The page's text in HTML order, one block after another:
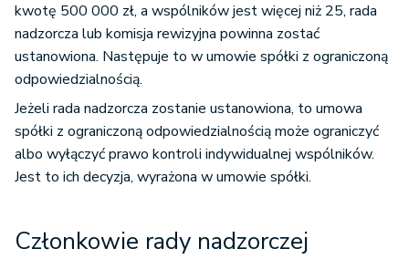
kwotę 500 000 zł, a wspólników jest więcej niż 25, rada
nadzorcza lub komisja rewizyjna powinna zostać
ustanowiona. Następuje to w umowie spółki z ograniczoną
odpowiedzialnością.
Jeżeli rada nadzorcza zostanie ustanowiona, to umowa
spółki z ograniczoną odpowiedzialnością może ograniczyć
albo wyłączyć prawo kontroli indywidualnej wspólników.
Jest to ich decyzja, wyrażona w umowie spółki.
Członkowie rady nadzorczej